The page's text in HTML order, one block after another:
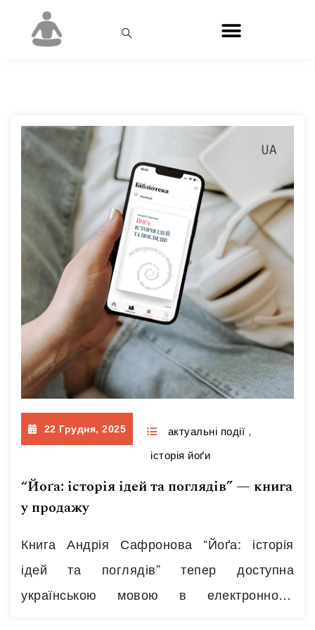
22 Грудня, 2025 актуальні події ,
історія йоґи
“Йоґа: історія ідей та поглядів” — книга
у продажу
Книга Андрія Сафронова “Йоґа: історія
ідей та поглядів” тепер доступна
українською мовою в електронному